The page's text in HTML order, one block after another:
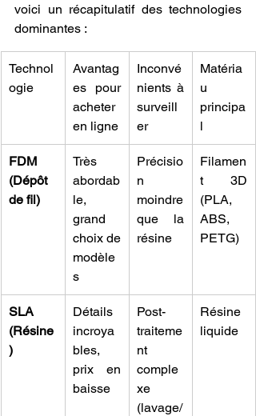
voici un récapitulatif des technologies
dominantes :
Technol
ogie
Avantag
es pour
acheter
en ligne
Inconvé
nients à
surveill
er
Matéria
u
principa
l
FDM
(Dépôt
de fil)
Très
abordab
le,
grand
choix de
modèle
s
Précisio
n
moindre
que la
résine
Filamen
t 3D
(PLA,
ABS,
PETG)
SLA
(Résine
)
Détails
incroya
bles,
prix en
baisse
Post-
traiteme
nt
comple
xe
(lavage/
Résine
liquide